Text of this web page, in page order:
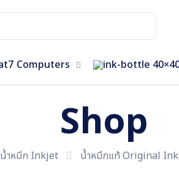
Computers
Shop
น้ำหมึก Inkjet น้ำหมึกแท้ Original Ink